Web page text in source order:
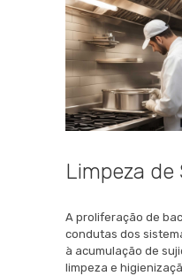
Limpeza de
A proliferação de
condutas dos
à acumulação de
limpeza e